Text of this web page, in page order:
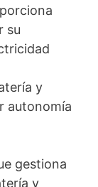
su
y
autonomía
gestiona
y